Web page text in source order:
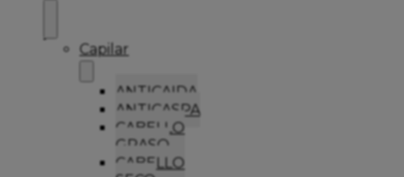
Capilar
ANTICAIDA
ANTICASPA
CABELLO
GRASO
CABELLO